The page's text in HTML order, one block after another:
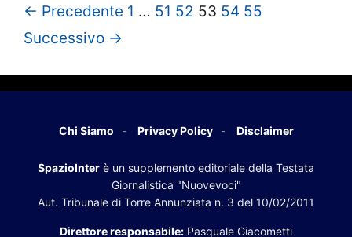
← Precedente 1 … 51 52 53 54 55
Successivo →
Chi Siamo Privacy Policy Disclaimer
SpazioInter è un supplemento editoriale della Testata
Giornalistica "Nuovevoci"
Aut. Tribunale di Torre Annunziata n. 3 del 10/02/2011
Direttore responsabile: Pasquale Giacometti